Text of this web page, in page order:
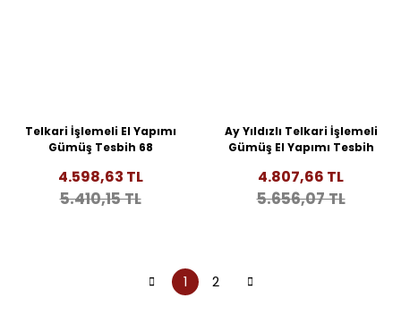
Telkari İşlemeli El Yapımı
Gümüş Tesbih 68
4.598,63 TL
5.410,15 TL
Ay Yıldızlı Telkari İşlemeli
Gümüş El Yapımı Tesbih
4.807,66 TL
5.656,07 TL
1 2